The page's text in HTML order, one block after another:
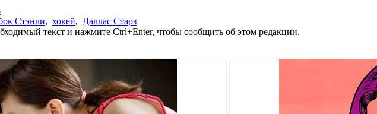
Стэнли, хокей, Даллас Старз
текст и нажмите Ctrl+Enter, чтобы сообщить об этом редакции.